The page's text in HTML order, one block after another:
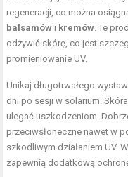
regeneracji, co można
balsamów i kremów . Te
odżywić skórę, co jest
promieniowanie UV.
Unikaj długotrwałego
dni po sesji w solarium.
ulegać uszkodzeniom.
przeciwsłoneczne nawet w
szkodliwym działaniem UV.
zapewnią dodatkową